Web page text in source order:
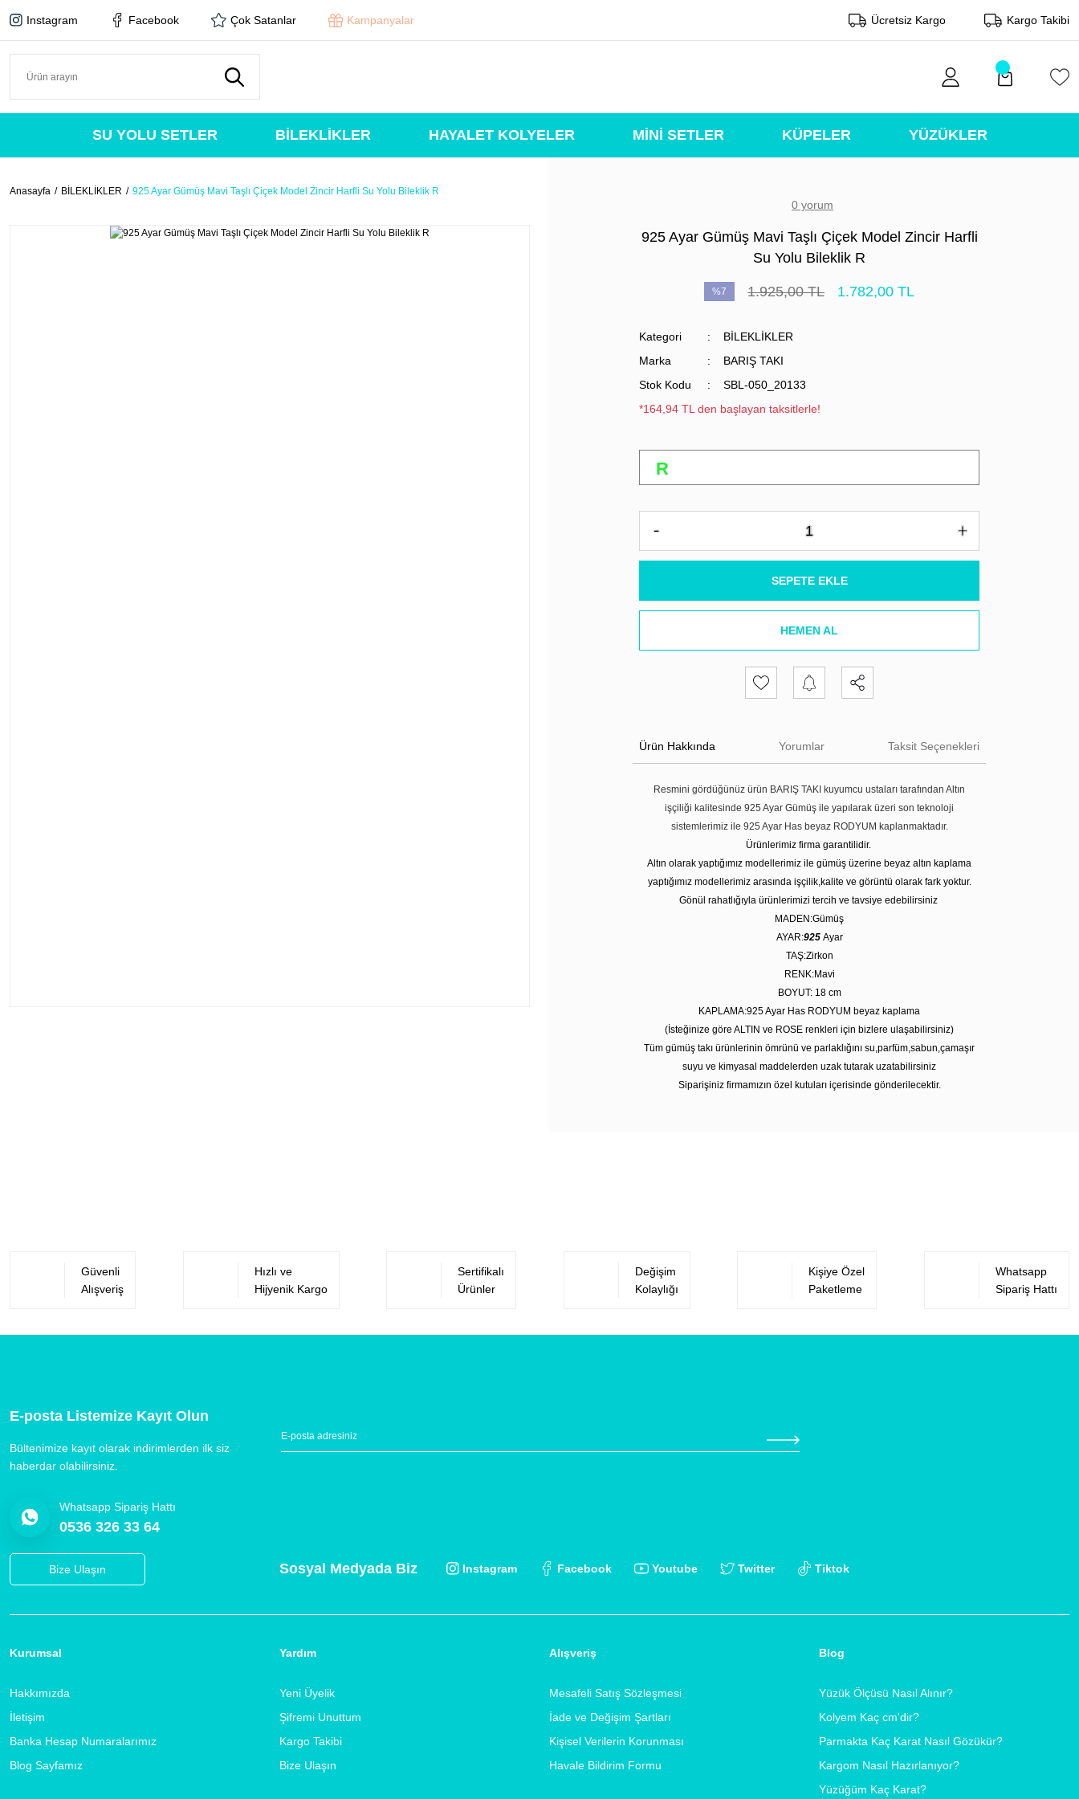
Instagram Facebook Çok Satanlar Kampanyalar Ücretsiz Kargo Kargo Takibi
SU YOLU SETLER BİLEKLİKLER HAYALET KOLYELER MİNİ SETLER KÜPELER YÜZÜKLER
Anasayfa BİLEKLİKLER 925 Ayar Gümüş Mavi Taşlı Çiçek Model Zincir Harfli Su Yolu Bileklik R
0 yorum
925 Ayar Gümüş Mavi Taşlı Çiçek Model Zincir Harfli
Su Yolu Bileklik R
%7 1.925,00 TL 1.782,00 TL
Kategori
BİLEKLİKLER
Marka
BARIŞ TAKI
Stok Kodu
SBL-050_20133
*164,94 TL den başlayan taksitlerle!
SEPETE EKLE
HEMEN AL
Ürün Hakkında Yorumlar Taksit Seçenekleri
Resmini gördüğünüz ürün BARIŞ TAKI kuyumcu ustaları tarafından Altın
işçiliği kalitesinde 925 Ayar Gümüş ile yapılarak üzeri son teknoloji
sistemlerimiz ile 925 Ayar Has beyaz RODYUM kaplanmaktadır.
Ürünlerimiz firma garantilidir.
Altın olarak yaptığımız modellerimiz ile gümüş üzerine beyaz altın kaplama
yaptığımız modellerimiz arasında işçilik,kalite ve görüntü olarak fark yoktur.
Gönül rahatlığıyla ürünlerimizi tercih ve tavsiye edebilirsiniz
MADEN:Gümüş
AYAR:925 Ayar
TAŞ:Zirkon
RENK:Mavi
BOYUT: 18 cm
KAPLAMA:925 Ayar Has RODYUM beyaz kaplama
(İsteğinize göre ALTIN ve ROSE renkleri için bizlere ulaşabilirsiniz)
Tüm gümüş takı ürünlerinin ömrünü ve parlaklığını su,parfüm,sabun,çamaşır
suyu ve kimyasal maddelerden uzak tutarak uzatabilirsiniz
Siparişiniz firmamızın özel kutuları içerisinde gönderilecektir.
Güvenli
Alışveriş
Hızlı ve
Hijyenik Kargo
Sertifikalı
Ürünler
Değişim
Kolaylığı
Kişiye Özel
Paketleme
Whatsapp
Sipariş Hattı
E-posta Listemize Kayıt Olun
Bültenimize kayıt olarak indirimlerden ilk siz
haberdar olabilirsiniz.
Whatsapp Sipariş Hattı
0536 326 33 64
Bize Ulaşın Sosyal Medyada Biz Instagram Facebook Youtube Twitter Tiktok
Kurumsal
Hakkımızda
İletişim
Banka Hesap Numaralarımız
Blog Sayfamız
Yardım
Yeni Üyelik
Şifremi Unuttum
Kargo Takibi
Bize Ulaşın
Alışveriş
Mesafeli Satış Sözleşmesi
İade ve Değişim Şartları
Kişisel Verilerin Korunması
Havale Bildirim Formu
Blog
Yüzük Ölçüsü Nasıl Alınır?
Kolyem Kaç cm'dir?
Parmakta Kaç Karat Nasıl Gözükür?
Kargom Nasıl Hazırlanıyor?
Yüzüğüm Kaç Karat?